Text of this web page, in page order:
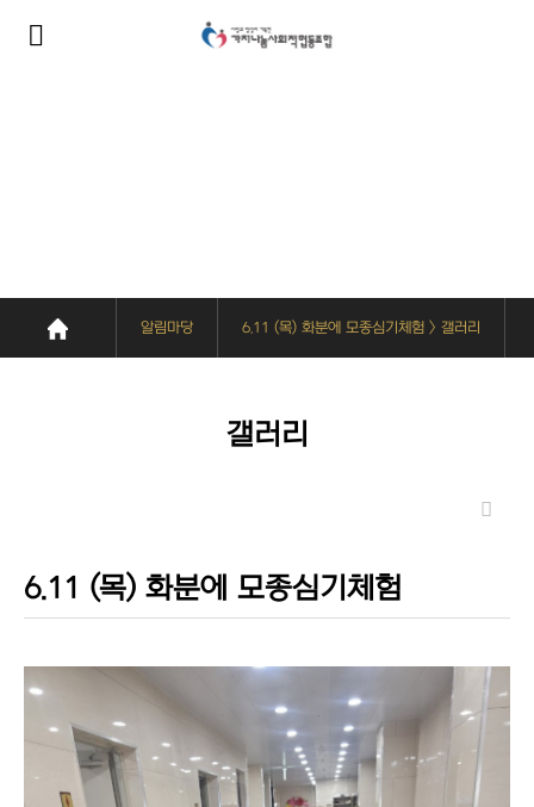
알림마당 6.11 (목) 화분에 모종심기체험 > 갤러리
갤러리
6.11 (목) 화분에 모종심기체험